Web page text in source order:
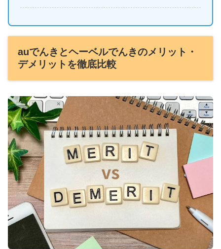
auでんきとヘーベルでんきのメリット・
デメリットを徹底比較